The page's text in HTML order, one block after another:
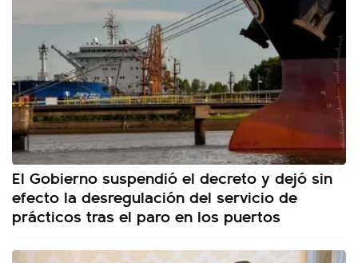
El Gobierno suspendió el decreto y dejó sin
efecto la desregulación del servicio de
prácticos tras el paro en los puertos